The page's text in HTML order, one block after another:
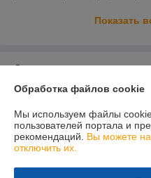
Показать
О нас
Доставка и оплата
График работы
Обработка файлов cookie
Мы используем файлы
пользователей портала и
рекомендаций. Вы можете
отключить их.